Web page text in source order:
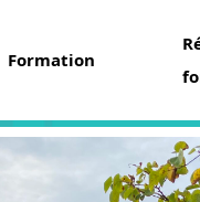
Formation